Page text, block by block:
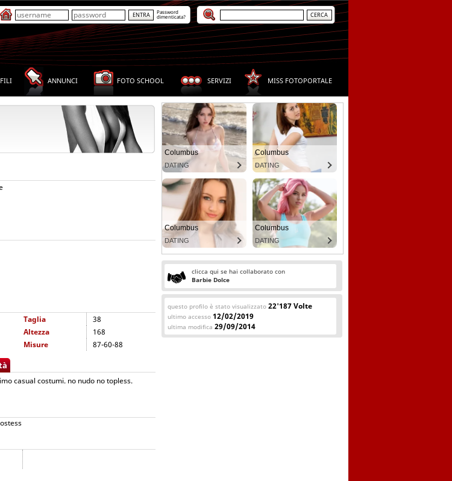
Password
dimenticata?
ANNUNCI FOTO SCHOOL SERVIZI MISS FOTOPORTALE
Taglia
38
Altezza
168
Misure 87-60-88
casual costumi. no nudo no topless.
clicca qui se hai collaborato con
Barbie Dolce
questo profilo è stato visualizzato 22'187 Volte
ultimo accesso 12/02/2019
ultima modifica 29/09/2014